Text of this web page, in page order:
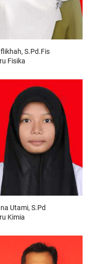
S.Pd.Fis
Fisika
Utami, S.Pd
Kimia